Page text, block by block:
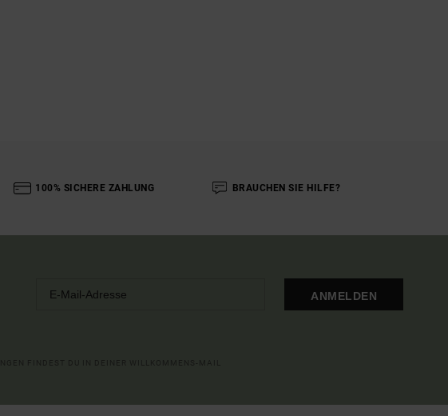
100% SICHERE ZAHLUNG BRAUCHEN SIE HILFE?
ANMELDEN